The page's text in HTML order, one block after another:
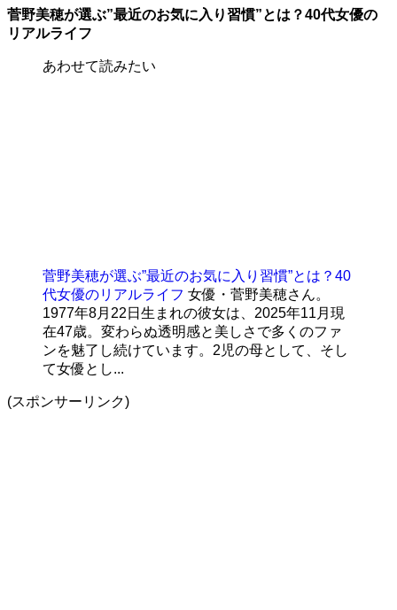
菅野美穂が選ぶ”最近のお気に入り習慣”とは？40代女優の
リアルライフ
あわせて読みたい
菅野美穂が選ぶ”最近のお気に入り習慣”とは？40
代女優のリアルライフ 女優・菅野美穂さん。
1977年8月22日生まれの彼女は、2025年11月現
在47歳。変わらぬ透明感と美しさで多くのファ
ンを魅了し続けています。2児の母として、そし
て女優とし...
(スポンサーリンク)